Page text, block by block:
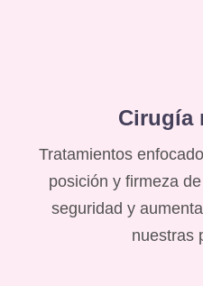
Cirugía
Tratamientos
posición y firmeza
seguridad y
nuestras